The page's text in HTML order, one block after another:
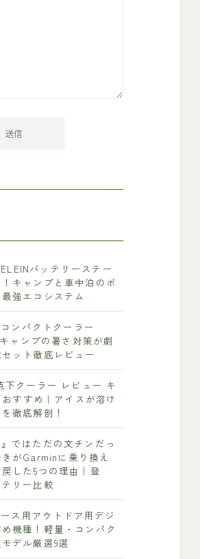
ELEINバッテリーステー
キャンプと車中泊のポ
強エコシステム
コンパクトクーラー
ャンプの暑さ対策が劇
ット徹底レビュー
下クーラー レビュー キ
すすめ｜アイスが溶け
徹底解剖！
ではただの文チンだっ
がGarminに乗り換え
した5つの理由｜登
リー比較
ス用アウトドア用デジ
機種！軽量・コンパク
デル厳選9選